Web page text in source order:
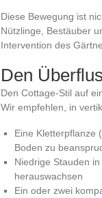
Diese Bewegung ist
Nützlinge, Bestäuber
Intervention des
Den
Den Cottage-Stil auf
Wir empfehlen, in
Eine Kletterpflanze
Boden zu
Niedrige Stauden
herauswachsen
Ein oder zwei